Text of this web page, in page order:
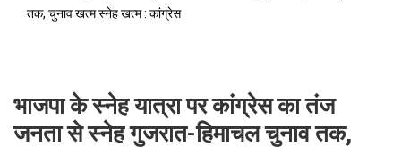
तक, चुनाव खत्म स्नेह खत्म : कांग्रेस
भाजपा के स्नेह यात्रा पर कांग्रेस का तंज
जनता से स्नेह गुजरात-हिमाचल चुनाव तक,